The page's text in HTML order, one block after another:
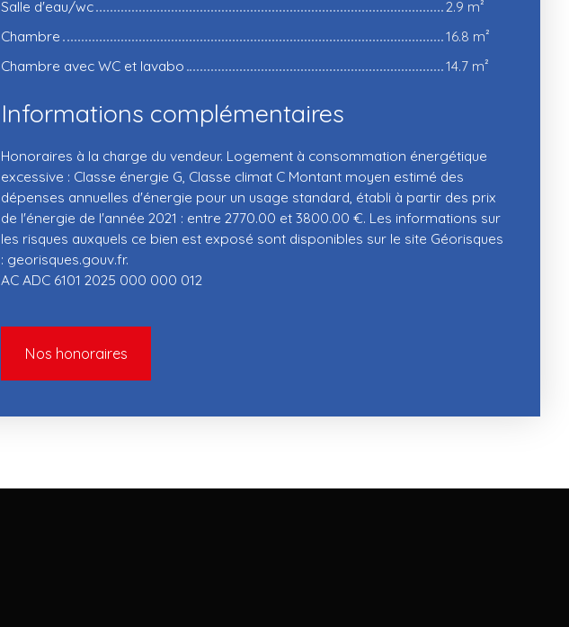
Salle d'eau/wc
2.9 m²
Chambre
16.8 m²
Chambre avec WC et lavabo
14.7 m²
Informations complémentaires
Honoraires à la charge du vendeur. Logement à consommation énergétique
excessive : Classe énergie G, Classe climat C Montant moyen estimé des
dépenses annuelles d'énergie pour un usage standard, établi à partir des prix
de l'énergie de l'année 2021 : entre 2770.00 et 3800.00 €. Les informations sur
les risques auxquels ce bien est exposé sont disponibles sur le site Géorisques
: georisques.gouv.fr.
AC ADC 6101 2025 000 000 012
Nos honoraires